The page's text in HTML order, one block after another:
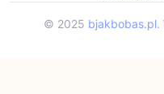
© 2025 bjakbobas.pl.